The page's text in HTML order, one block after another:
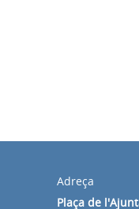
Adreça
Plaça de